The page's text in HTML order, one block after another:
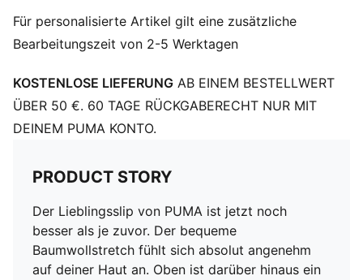
Für personalisierte Artikel gilt eine zusätzliche
Bearbeitungszeit von 2-5 Werktagen
KOSTENLOSE LIEFERUNG AB EINEM BESTELLWERT
ÜBER 50 €. 60 TAGE RÜCKGABERECHT NUR MIT
DEINEM PUMA KONTO.
PRODUCT STORY
Der Lieblingsslip von PUMA ist jetzt noch
besser als je zuvor. Der bequeme
Baumwollstretch fühlt sich absolut angenehm
auf deiner Haut an. Oben ist darüber hinaus ein